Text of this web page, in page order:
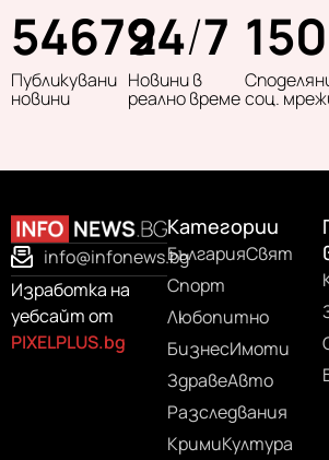
54679
Публикувани
новини
24/7
Новини в
реално време
150
соц.
info@infonews.bg
Изработка на
уебсайт от
PIXELPLUS.bg
Категории
БългарияСвят
Спорт
Любопитно
БизнесИмоти
ЗдравеАвто
Разследвания
КримиКултура